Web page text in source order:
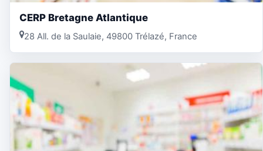
CERP Bretagne Atlantique
28 All. de la Saulaie, 49800 Trélazé, France